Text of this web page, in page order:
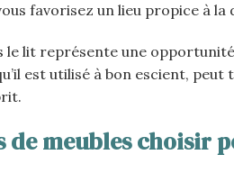
favorisez un lieu propice à la
le lit représente une
est utilisé à bon escient,
de meubles choisir